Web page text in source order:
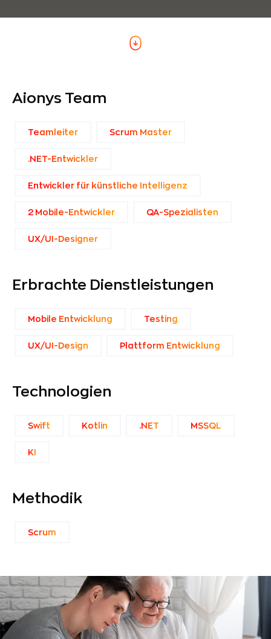
Aionys Team
Teamleiter Scrum Master
.NET-Entwickler
Entwickler für künstliche Intelligenz
2 Mobile-Entwickler QA-Spezialisten
UX/UI-Designer
Erbrachte Dienstleistungen
Mobile Entwicklung Testing
UX/UI-Design Plattform Entwicklung
Technologien
Swift Kotlin .NET MSSQL
KI
Methodik
Scrum